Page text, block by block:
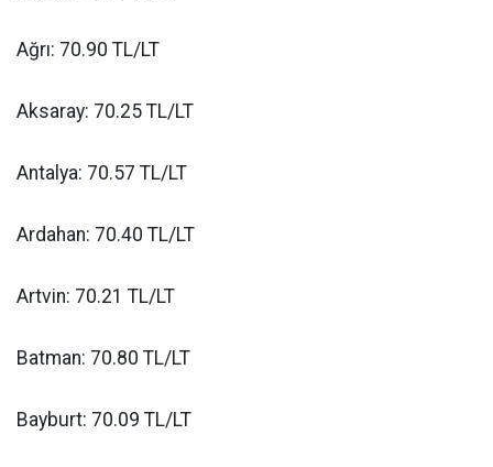
Ağrı: 70.90 TL/LT
Aksaray: 70.25 TL/LT
Antalya: 70.57 TL/LT
Ardahan: 70.40 TL/LT
Artvin: 70.21 TL/LT
Batman: 70.80 TL/LT
Bayburt: 70.09 TL/LT